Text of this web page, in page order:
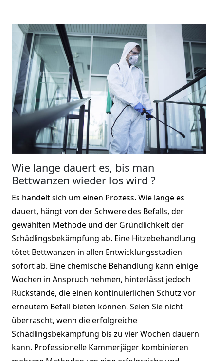
Wie lange dauert es, bis man
Bettwanzen wieder los wird ?
Es handelt sich um einen Prozess. Wie lange es
dauert, hängt von der Schwere des Befalls, der
gewählten Methode und der Gründlichkeit der
Schädlingsbekämpfung ab. Eine Hitzebehandlung
tötet Bettwanzen in allen Entwicklungsstadien
sofort ab. Eine chemische Behandlung kann einige
Wochen in Anspruch nehmen, hinterlässt jedoch
Rückstände, die einen kontinuierlichen Schutz vor
erneutem Befall bieten können. Seien Sie nicht
überrascht, wenn die erfolgreiche
Schädlingsbekämpfung bis zu vier Wochen dauern
kann. Professionelle Kammerjäger kombinieren